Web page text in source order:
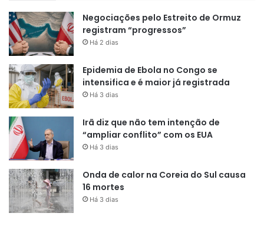
Negociações pelo Estreito de Ormuz
registram “progressos”
Há 2 dias
Epidemia de Ebola no Congo se
intensifica e é maior já registrada
Há 3 dias
Irã diz que não tem intenção de
“ampliar conflito” com os EUA
Há 3 dias
Onda de calor na Coreia do Sul causa
16 mortes
Há 3 dias